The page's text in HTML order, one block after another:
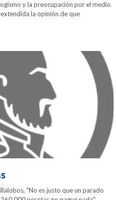
y la preocupación por el medio
la opinión de que
"No es justo que un parado